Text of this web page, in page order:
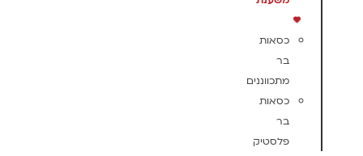
כסאות
בר
מתכווננים
כסאות
בר
פלסטיק